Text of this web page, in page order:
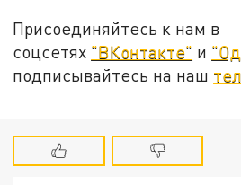
Присоединяйтесь к нам в
соцсетях "ВКонтакте" и
подписывайтесь на наш